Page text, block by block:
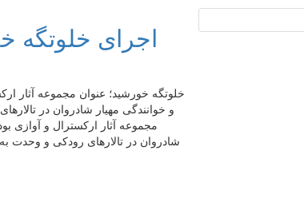
اجرای خلوتگه
خلوتگه خورشید؛ عنوان مجموعه آثار
و خوانندگی مهیار شادروان در
مجموعه آثار ارکسترال و آوازی
شادروان در تالارهای رودکی و وحدت